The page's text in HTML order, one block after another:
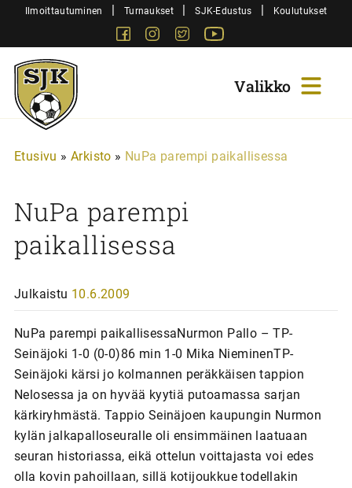
SiirryIlmoittautuminen | Turnaukset | SJK-Edustus | Koulutukset
FacebookInstagram
Twitter
Sjk-
Juniorit
Etusivu » Arkisto » NuPa parempi paikallisessa
NuPa parempi
paikallisessa
Julkaistu 10.6.2009
NuPa parempi paikallisessaNurmon Pallo – TP-
Seinäjoki 1-0 (0-0)86 min 1-0 Mika NieminenTP-
Seinäjoki kärsi jo kolmannen peräkkäisen tappion
Nelosessa ja on hyvää kyytiä putoamassa sarjan
kärkiryhmästä. Tappio Seinäjoen kaupungin Nurmon
kylän jalkapalloseuralle oli ensimmäinen laatuaan
seuran historiassa, eikä ottelun voittajasta voi edes
olla kovin pahoillaan, sillä kotijoukkue todellakin